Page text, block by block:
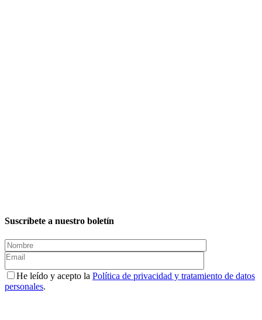
Suscríbete a nuestro boletín
He leído y acepto la Política de privacidad y tratamiento de datos
personales.